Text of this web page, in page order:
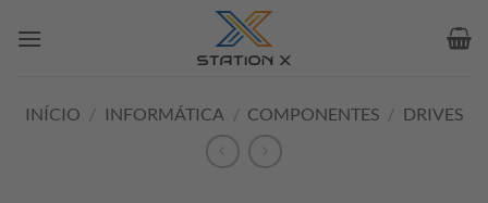
INÍCIO / INFORMÁTICA / COMPONENTES / DRIVES